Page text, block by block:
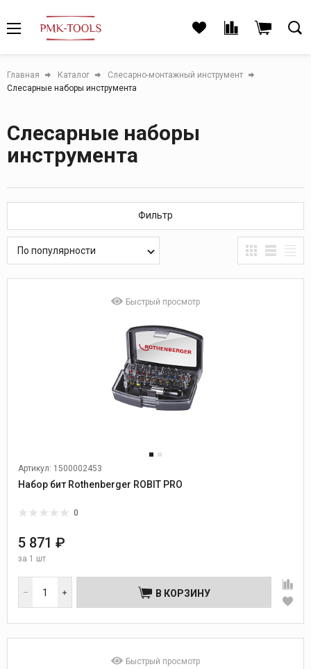
Главная Каталог
Слесарно-монтажный инструмент
Слесарные наборы инструмента
Слесарные наборы
инструмента
Фильтр
По популярности
Быстрый просмотр
Артикул: 1500002453
Набор бит Rothenberger ROBIT PRO
0
5 871 ₽
за 1 шт
В КОРЗИНУ
Быстрый просмотр